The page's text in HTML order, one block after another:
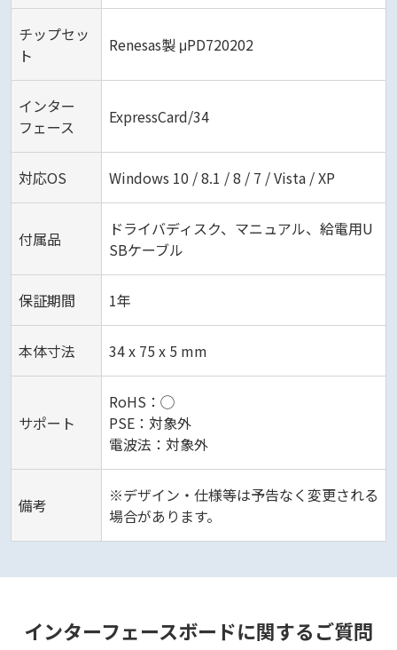
チップセッ
ト
Renesas製 μPD720202
インター
フェース
ExpressCard/34
対応OS Windows 10 / 8.1 / 8 / 7 / Vista / XP
付属品
ドライバディスク、マニュアル、給電用U
SBケーブル
保証期間 1年
本体寸法 34 x 75 x 5 mm
サポート
RoHS：◯
PSE：対象外
電波法：対象外
備考
※デザイン・仕様等は予告なく変更される
場合があります。
インターフェースボードに関するご質問